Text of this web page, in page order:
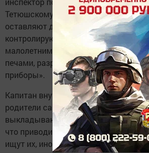
Тетюшскому рай­онам Денис
оставляют детей без присмотра, не
контролируют поведение детей, а
малолетним детям присмат­ривать
печами, разрешают
приборы».
Капитан внутренней службы
родители сами забавляют малышей
выкладывают из них различные
что приводит к тому, что дети
ищут их, иногда прячут в карман и